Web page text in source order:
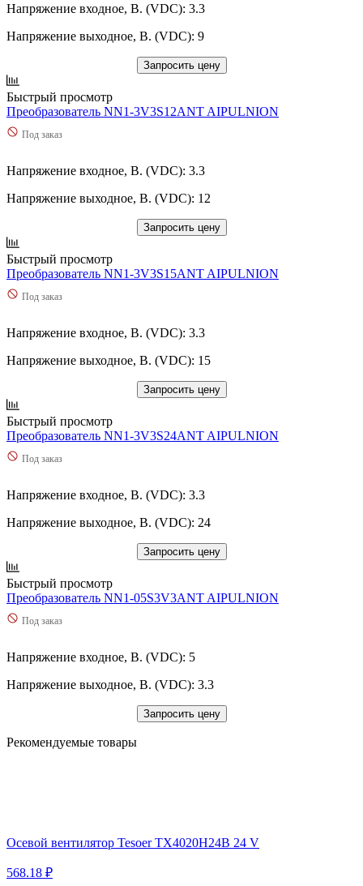
Напряжение входное, В. (VDC): 3.3
Напряжение выходное, В. (VDC): 9
Запросить цену
Быстрый просмотр
Преобразователь NN1-3V3S12ANT AIPULNION
Под заказ
Напряжение входное, В. (VDC): 3.3
Напряжение выходное, В. (VDC): 12
Запросить цену
Быстрый просмотр
Преобразователь NN1-3V3S15ANT AIPULNION
Под заказ
Напряжение входное, В. (VDC): 3.3
Напряжение выходное, В. (VDC): 15
Запросить цену
Быстрый просмотр
Преобразователь NN1-3V3S24ANT AIPULNION
Под заказ
Напряжение входное, В. (VDC): 3.3
Напряжение выходное, В. (VDC): 24
Запросить цену
Быстрый просмотр
Преобразователь NN1-05S3V3ANT AIPULNION
Под заказ
Напряжение входное, В. (VDC): 5
Напряжение выходное, В. (VDC): 3.3
Запросить цену
Рекомендуемые товары
Осевой вентилятор Tesoer TX4020H24B 24 V
568.18 ₽